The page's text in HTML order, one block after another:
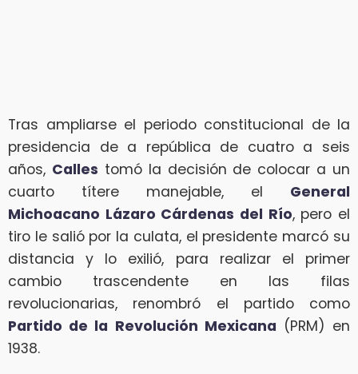
Tras ampliarse el periodo constitucional de la
presidencia de a república de cuatro a seis
años, Calles tomó la decisión de colocar a un
cuarto títere manejable, el General
Michoacano Lázaro Cárdenas del Río, pero el
tiro le salió por la culata, el presidente marcó su
distancia y lo exilió, para realizar el primer
cambio trascendente en las filas
revolucionarias, renombró el partido como
Partido de la Revolución Mexicana (PRM) en
1938.